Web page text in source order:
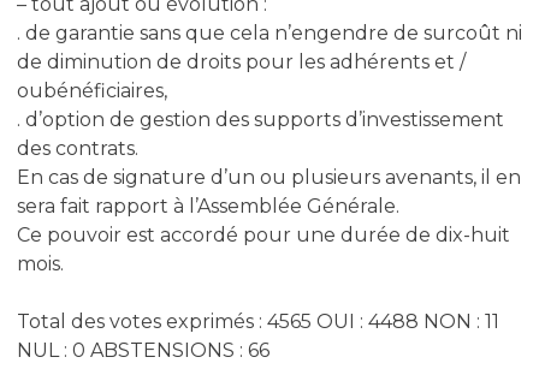
– tout ajout ou évolution :
. de garantie sans que cela n’engendre de surcoût ni
de diminution de droits pour les adhérents et /
oubénéficiaires,
. d’option de gestion des supports d’investissement
des contrats.
En cas de signature d’un ou plusieurs avenants, il en
sera fait rapport à l’Assemblée Générale.
Ce pouvoir est accordé pour une durée de dix-huit
mois.
Total des votes exprimés : 4565 OUI : 4488 NON : 11
NUL : 0 ABSTENSIONS : 66